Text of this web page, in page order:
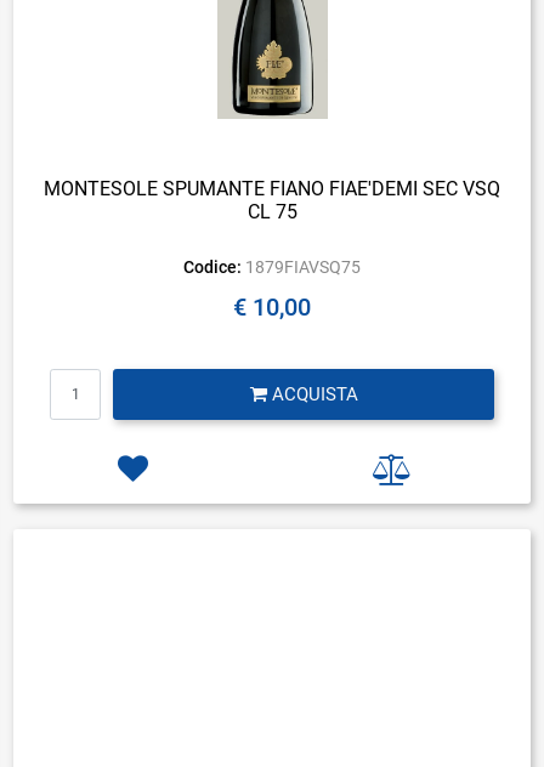
MONTESOLE SPUMANTE FIANO FIAE'DEMI SEC VSQ
CL 75
Codice: 1879FIAVSQ75
€ 10,00
ACQUISTA